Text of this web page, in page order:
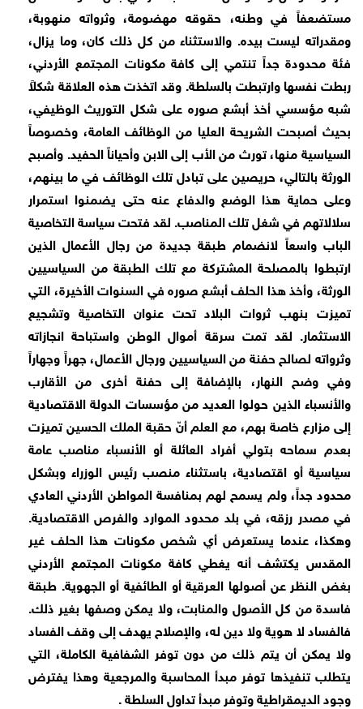
مستضعفاً في وطنه، حقوقه مهضومة، وثرواته منهوبة،
ومقدراته ليست بيده. والاستثناء من كل ذلك كان، وما يزال،
فئة محدودة جداً تنتمي إلى كافة مكونات المجتمع الأردني،
ربطت نفسها وارتبطت بالسلطة. وقد اتخذت هذه العلاقة شكلاً
شبه مؤسسي أخذ أبشع صوره على شكل التوريث الوظيفي،
بحيث أصبحت الشريحة العليا من الوظائف العامة، وخصوصاً
السياسية منها، تورث من الأب إلى الابن وأحياناً الحفيد. وأصبح
الورثة بالتالي، حريصين على تبادل تلك الوظائف في ما بينهم،
وعلى حماية هذا الوضع والدفاع عنه حتى يضمنوا استمرار
سلالاتهم في شغل تلك المناصب. لقد فتحت سياسة التخاصية
الباب واسعاً لانضمام طبقة جديدة من رجال الأعمال الذين
ارتبطوا بالمصلحة المشتركة مع تلك الطبقة من السياسيين
الورثة، وأخذ هذا الحلف أبشع صوره في السنوات الأخيرة، التي
تميزت بنهب ثروات البلاد تحت عنوان التخاصية وتشجيع
الاستثمار. لقد تمت سرقة أموال الوطن واستباحة انجازاته
وثرواته لصالح حفنة من السياسيين ورجال الأعمال، جهراً وجهاراً
وفي وضح النهار، بالإضافة إلى حفنة أخرى من الأقارب
والأنسباء الذين حولوا العديد من مؤسسات الدولة الاقتصادية
إلى مزارع خاصة بهم، مع العلم أنّ حقبة الملك الحسين تميزت
بعدم سماحه بتولي أفراد العائلة أو الأنسباء مناصب عامة
سياسية أو اقتصادية، باستثناء منصب رئيس الوزراء وبشكل
محدود جداً، ولم يسمح لهم بمنافسة المواطن الأردني العادي
في مصدر رزقه، في بلد محدود الموارد والفرص الاقتصادية.
وهكذا، عندما يستعرض أي شخص مكونات هذا الحلف غير
المقدس يكتشف أنه يغطي كافة مكونات المجتمع الأردني
بغض النظر عن أصولها العرقية أو الطائفية أو الجهوية. طبقة
فاسدة من كل الأصول والمنابت، ولا يمكن وصفها بغير ذلك.
فالفساد لا هوية ولا دين له، والإصلاح يهدف إلى وقف الفساد
ولا يمكن أن يتم ذلك من دون توفر الشفافية الكاملة، التي
يتطلب تنفيذها توفر مبدأ المحاسبة والمرجعية وهذا يفترض
وجود الديمقراطية وتوفر مبدأ تداول السلطة .